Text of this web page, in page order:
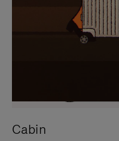
Cabin